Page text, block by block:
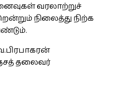
வரலாற்றுச்
நிலைத்து நிற்க
தலைவர்